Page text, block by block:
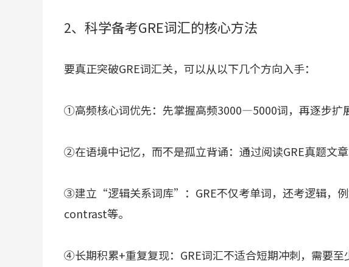
2、科学备考GRE词汇的核心方法
要真正突破GRE词汇关，可以从以下几个方向入手：
①高频核心词优先：先掌握高频3000—5000词，再逐步扩
②在语境中记忆，而不是孤立背诵：通过阅读GRE真题文章
③建立“逻辑关系词库”：GRE不仅考单词，还考逻辑，
contrast等。
④长期积累+重复复现：GRE词汇不适合短期冲刺，需要至